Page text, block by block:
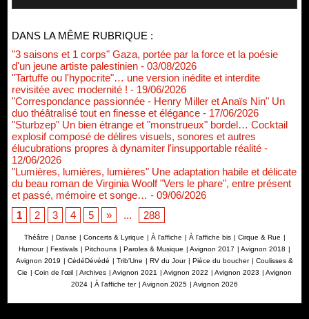
DANS LA MÊME RUBRIQUE :
"3 saisons et 1 corps" Gaza, portée par la force et la poésie
d'un jeune artiste palestinien - 03/08/2026
"Tartuffe ou l'hypocrite"… une version inédite et interdite
revisitée avec modernité ! - 19/06/2026
"Correspondance passionnée - Henry Miller et Anaïs Nin" Un
duo théâtralisé tout en finesse et élégance - 17/06/2026
"Sturbzep" Un bien étrange et "monstrueux" bordel… Cocktail
explosif composé de délires visuels, sonores et autres
élucubrations propres à dynamiter l'insupportable réalité -
12/06/2026
"Lumières, lumières, lumières" Une adaptation habile et délicate
du beau roman de Virginia Woolf "Vers le phare", entre présent
et passé, mémoire et songe… - 09/06/2026
1
2 3 4 5 » ... 288
Théâtre | Danse | Concerts & Lyrique | À l'affiche | À l'affiche bis | Cirque & Rue |
Humour | Festivals | Pitchouns | Paroles & Musique | Avignon 2017 | Avignon 2018 |
Avignon 2019 | CédéDévédé | Trib'Une | RV du Jour | Pièce du boucher | Coulisses &
Cie | Coin de l’œil | Archives | Avignon 2021 | Avignon 2022 | Avignon 2023 | Avignon
2024 | À l'affiche ter | Avignon 2025 | Avignon 2026